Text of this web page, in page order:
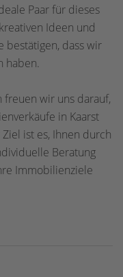
Paar für dieses
Ideen und
bestätigen, dass wir
haben.
freuen wir uns darauf,
in Kaarst
ist es, Ihnen durch
Beratung
Immobilienziele